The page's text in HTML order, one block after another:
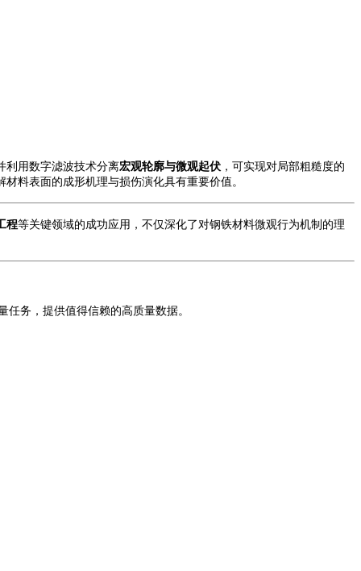
利用数字滤波技术分离宏观轮廓与微观起伏 ，可实现对局部粗糙度的
料表面的成形机理与损伤演化具有重要价值。
程等关键领域的成功应用，不仅深化了对钢铁材料微观行为机制的理
任务，提供值得信赖的高质量数据。